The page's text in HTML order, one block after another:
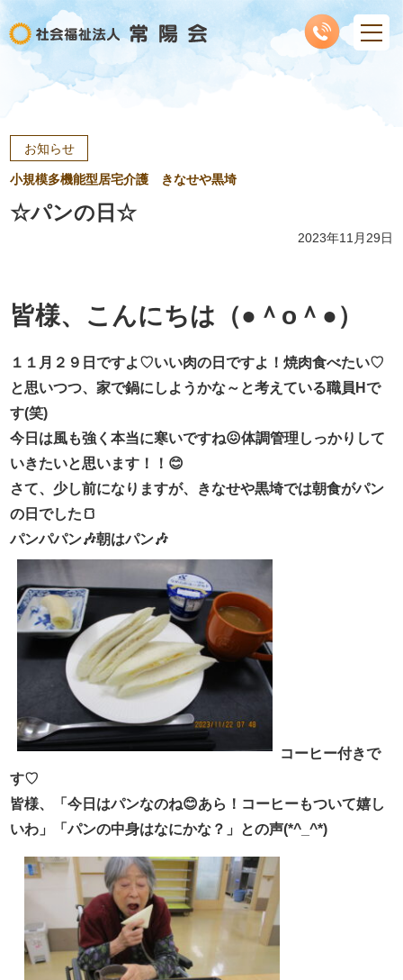
お知らせ
小規模多機能型居宅介護 きなせや黒埼
☆パンの日☆
2023年11月29日
皆様、こんにちは（●＾o＾●）
１１月２９日ですよ♡いい肉の日ですよ！焼肉食べたい♡
と思いつつ、家で鍋にしようかな～と考えている職員Hで
す(笑)
今日は風も強く本当に寒いですね😖体調管理しっかりして
いきたいと思います！！😊
さて、少し前になりますが、きなせや黒埼では朝食がパン
の日でした🍞
パンパパン🎶朝はパン🎶
コーヒー付きで
す♡
皆様、「今日はパンなのね😊あら！コーヒーもついて嬉し
いわ」「パンの中身はなにかな？」との声(*^_^*)